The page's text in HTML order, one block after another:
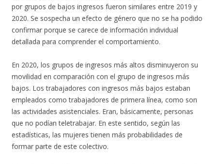
por grupos de bajos ingresos fueron similares entre 2019 y
2020. Se sospecha un efecto de género que no se ha podido
confirmar porque se carece de información individual
detallada para comprender el comportamiento.
En 2020, los grupos de ingresos más altos disminuyeron su
movilidad en comparación con el grupo de ingresos más
bajos. Los trabajadores con ingresos más bajos estaban
empleados como trabajadores de primera línea, como son
las actividades asistenciales. Eran, básicamente, personas
que no podían teletrabajar. En este sentido, según las
estadísticas, las mujeres tienen más probabilidades de
formar parte de este colectivo.